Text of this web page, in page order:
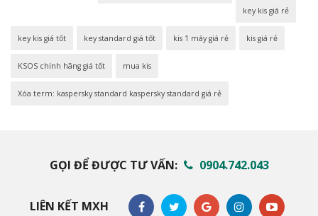
key kis giá rẻ
key kis giá tốt key standard giá tốt kis 1 máy giá rẻ kis giá rẻ
KSOS chính hãng giá tốt mua kis
Xóa term: kaspersky standard kaspersky standard giá rẻ
GỌI ĐỂ ĐƯỢC TƯ VẤN: 0904.742.043
LIÊN KẾT MXH